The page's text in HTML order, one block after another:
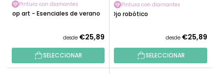
Pintura con diamantes
Pop art - Esenciales de verano
desde €25,89
SELECCIONAR
Pintura con diamantes
Ojo robótico
desde €25,89
SELECCIONAR